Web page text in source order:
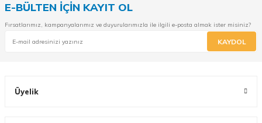
E-BÜLTEN İÇİN KAYIT OL
Fırsatlarımız, kampanyalarımız ve duyurularımızla ile ilgili e-posta almak ister misiniz?
KAYDOL
Üyelik